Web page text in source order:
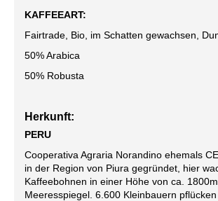
KAFFEEART:
Fairtrade, Bio, im Schatten gewachsen,
50% Arabica
50% Robusta
Herkunft:
PERU
Cooperativa Agraria Norandino ehemals
in der Region von Piura gegründet, hier
Kaffeebohnen in einer Höhe von ca.
Meeresspiegel. 6.600 Kleinbauern